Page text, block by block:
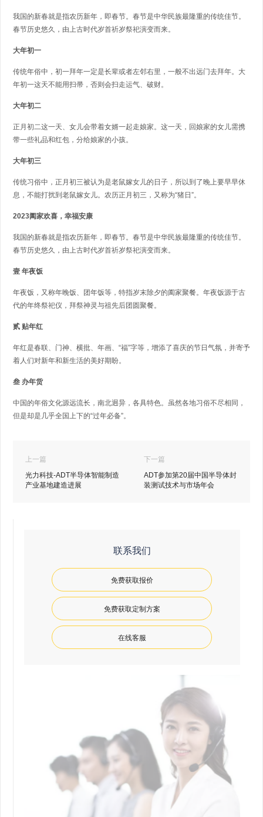
我国的新春就是指农历新年，即春节。春节是中华民族最隆重的传统佳节。
春节历史悠久，由上古时代岁首祈岁祭祀演变而来。
大年初一
传统年俗中，初一拜年一定是长辈或者左邻右里，一般不出远门去拜年。大
年初一这天不能用扫帚，否则会扫走运气、破财。
大年初二
正月初二这一天、女儿会带着女婿一起走娘家。这一天，回娘家的女儿需携
带一些礼品和红包，分给娘家的小孩。
大年初三
传统习俗中，正月初三被认为是老鼠嫁女儿的日子，所以到了晚上要早早休
息，不能打扰到老鼠嫁女儿。农历正月初三，又称为“猪日”。
2023阖家欢喜，幸福安康
我国的新春就是指农历新年，即春节。春节是中华民族最隆重的传统佳节。
春节历史悠久，由上古时代岁首祈岁祭祀演变而来。
壹 年夜饭
年夜饭，又称年晚饭、团年饭等，特指岁末除夕的阖家聚餐。年夜饭源于古
代的年终祭祀仪，拜祭神灵与祖先后团圆聚餐。
贰 贴年红
年红是春联、门神、横批、年画、“福”字等，增添了喜庆的节日气氛，并寄予
着人们对新年和新生活的美好期盼。
叁 办年货
中国的年俗文化源远流长，南北迥异，各具特色。虽然各地习俗不尽相同，
但是却是几乎全国上下的“过年必备”。
上一篇
光力科技-ADT半导体智能制造
产业基地建造进展
下一篇
ADT参加第20届中国半导体封
装测试技术与市场年会
联系我们
免费获取报价
免费获取定制方案
在线客服